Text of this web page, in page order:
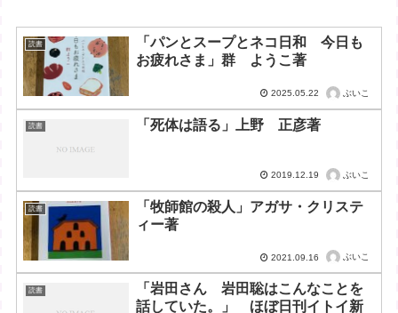
読書
「パンとスープとネコ日和 今日も
お疲れさま」群 ようこ著
2025.05.22 ぶいこ
読書 「死体は語る」上野 正彦著
2019.12.19 ぶいこ
読書
「牧師館の殺人」アガサ・クリステ
ィー著
2021.09.16 ぶいこ
読書
「岩田さん 岩田聡はこんなことを
話していた。」 ほぼ日刊イトイ新